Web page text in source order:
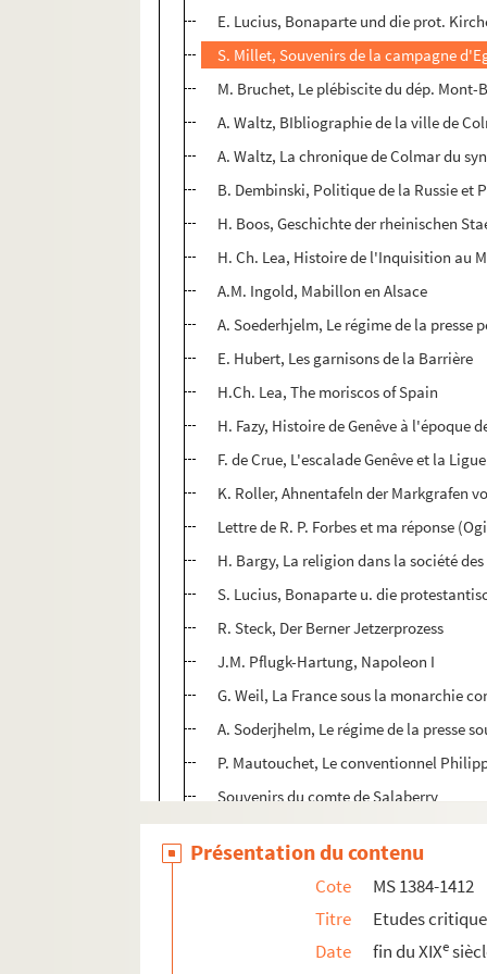
E. Lucius, Bonaparte und die prot.
S. Millet, Souvenirs de la campagne
M. Bruchet, Le plébiscite du dép. Mont-
A. Waltz, BIbliographie de la ville de
A. Waltz, La chronique de Colmar du
B. Dembinski, Politique de la Russie et
H. Boos, Geschichte der rheinischen
H. Ch. Lea, Histoire de l'Inquisition au
A.M. Ingold, Mabillon en Alsace
A. Soederhjelm, Le régime de la presse
E. Hubert, Les garnisons de la Barrière
H.Ch. Lea, The moriscos of Spain
H. Fazy, Histoire de Genêve à l'époque
F. de Crue, L'escalade Genêve et la Ligue
K. Roller, Ahnentafeln der Markgrafen
Lettre de R. P. Forbes et ma réponse
H. Bargy, La religion dans la société
S. Lucius, Bonaparte u. die
R. Steck, Der Berner Jetzerprozess
J.M. Pflugk-Hartung, Napoleon I
G. Weil, La France sous la monarchie
A. Soderjhelm, Le régime de la presse
P. Mautouchet, Le conventionnel
Souvenirs du comte de Salaberry
H. Thirria, La duchesse de Berry
P. Holzhausen, Der erste Konsul
G. Weil, Histoire du parti républicain en
A. Lichtenberger, Père
Ed. Schuré, Le théâtre de l'âme
Présentation du contenu
Cote
MS 1384-1412
Titre
Etudes
Date
fin du XIXe